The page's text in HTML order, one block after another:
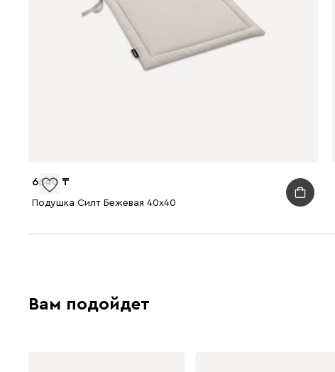
6640
Подушка Силт Бежевая 40x40
Вам подойдет